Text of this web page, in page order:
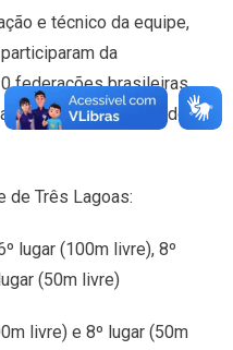
e técnico da equipe,
da
federações brasileiras,
de Argentina, duas do
de Três Lagoas:
lugar (100m livre), 8º
(50m livre)
livre) e 8º lugar (50m